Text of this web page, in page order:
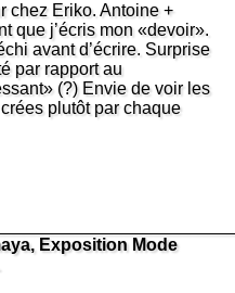
chez Eriko. Antoine +
que j’écris mon «devoir».
avant d’écrire. Surprise
par rapport au
(?) Envie de voir les
plutôt par chaque
Exposition Mode